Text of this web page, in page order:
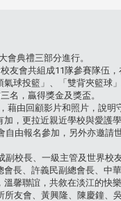
會典禮三部分進行。
友會共組成11隊參賽隊伍
球投籃」、「雙背夾籃球
名，贏得獎金及獎盃。
由回顧影片和照片，說明
，更拉近親近學校與愛護學
由報名參加，另外亦邀請
校長、一級主管及世界校
長、許義民副總會長、中
馨聯誼，共敘在淡江的快樂
友會、黃興隆、陳慶鐘、